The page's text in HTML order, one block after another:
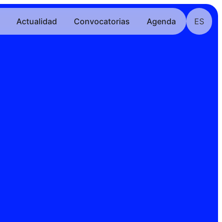
Actualidad Convocatorias Agenda ES